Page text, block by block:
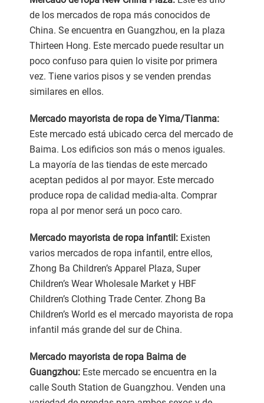
de los mercados de ropa más conocidos de
China. Se encuentra en Guangzhou, en la plaza
Thirteen Hong. Este mercado puede resultar un
poco confuso para quien lo visite por primera
vez. Tiene varios pisos y se venden prendas
similares en ellos.
Mercado mayorista de ropa de Yima/Tianma:
Este mercado está ubicado cerca del mercado de
Baima. Los edificios son más o menos iguales.
La mayoría de las tiendas de este mercado
aceptan pedidos al por mayor. Este mercado
produce ropa de calidad media-alta. Comprar
ropa al por menor será un poco caro.
Mercado mayorista de ropa infantil: Existen
varios mercados de ropa infantil, entre ellos,
Zhong Ba Children’s Apparel Plaza, Super
Children’s Wear Wholesale Market y HBF
Children’s Clothing Trade Center. Zhong Ba
Children’s World es el mercado mayorista de ropa
infantil más grande del sur de China.
Mercado mayorista de ropa Baima de
Guangzhou: Este mercado se encuentra en la
calle South Station de Guangzhou. Venden una